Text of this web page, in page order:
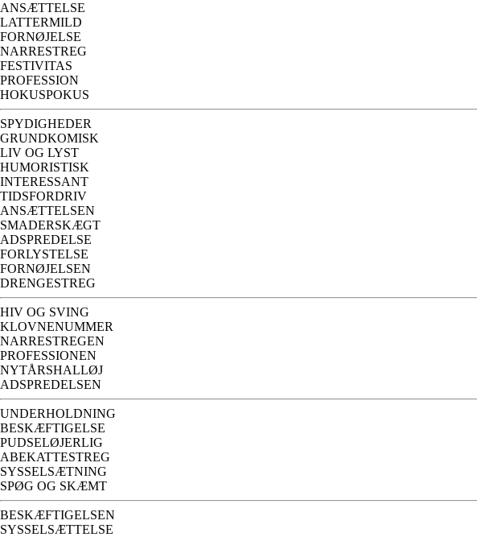
ANSÆTTELSE
LATTERMILD
FORNØJELSE
NARRESTREG
FESTIVITAS
PROFESSION
HOKUSPOKUS
SPYDIGHEDER
GRUNDKOMISK
LIV OG LYST
HUMORISTISK
INTERESSANT
TIDSFORDRIV
ANSÆTTELSEN
SMADERSKÆGT
ADSPREDELSE
FORLYSTELSE
FORNØJELSEN
DRENGESTREG
HIV OG SVING
KLOVNENUMMER
NARRESTREGEN
PROFESSIONEN
NYTÅRSHALLØJ
ADSPREDELSEN
UNDERHOLDNING
BESKÆFTIGELSE
PUDSELØJERLIG
ABEKATTESTREG
SYSSELSÆTNING
SPØG OG SKÆMT
BESKÆFTIGELSEN
SYSSELSÆTTELSE